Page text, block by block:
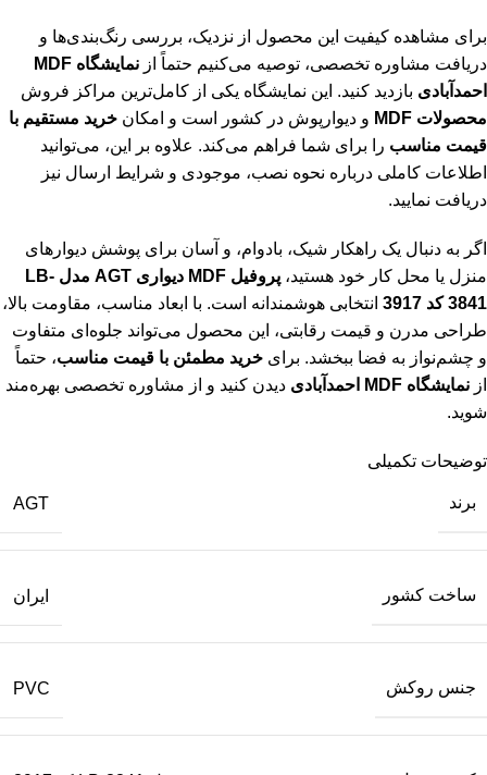
برای مشاهده کیفیت این محصول از نزدیک، بررسی رنگ‌بندی‌ها و
دریافت مشاوره تخصصی، توصیه می‌کنیم حتماً از
نمایشگاه MDF
احمدآبادی بازدید کنید. این نمایشگاه یکی از کامل‌ترین مراکز فروش
محصولات MDF
و دیوارپوش در کشور است و امکان خرید مستقیم با
قیمت مناسب را برای شما فراهم می‌کند. علاوه بر این، می‌توانید
اطلاعات کاملی درباره نحوه نصب، موجودی و شرایط ارسال نیز
دریافت نمایید.
اگر به دنبال یک راهکار شیک، بادوام، و آسان برای پوشش دیوارهای
منزل یا محل کار خود هستید،
پروفیل MDF دیواری AGT مدل LB-
3841 کد 3917
انتخابی هوشمندانه است. با ابعاد مناسب، مقاومت بالا،
طراحی مدرن و قیمت رقابتی، این محصول می‌تواند جلوه‌ای متفاوت
و چشم‌نواز به فضا ببخشد. برای خرید مطمئن با قیمت مناسب، حتماً
از نمایشگاه MDF احمدآبادی
دیدن کنید و از مشاوره تخصصی بهره‌مند
شوید.
توضیحات تکمیلی
برند AGT
ساخت کشور ایران
جنس روکش PVC